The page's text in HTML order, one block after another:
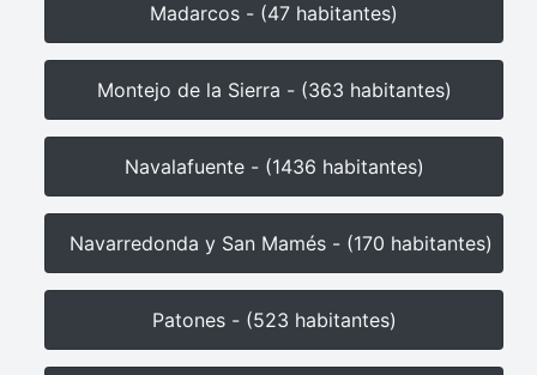
Madarcos - (47 habitantes)
Montejo de la Sierra - (363 habitantes)
Navalafuente - (1436 habitantes)
Navarredonda y San Mamés - (170 habitantes)
Patones - (523 habitantes)